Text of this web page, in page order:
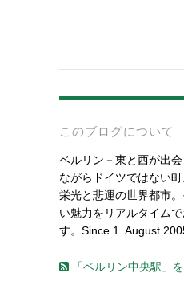
-
このブログについて
ベルリン－東と西が出
ながらドイツではない
栄光と悲運の世界都市
い魅力をリアルタイム
す。Since 1. August
「ベルリン中央駅」